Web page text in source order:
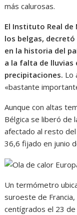
más calurosas.
El Instituto Real
los belgas,
en la historia del
a la falta de lluvias
precipitaciones. Lo
«bastante
Aunque con altas
Bélgica se liberó de
afectado al resto
36,6 fijado en junio
Un termómetro
suroeste de
centígrados el 23